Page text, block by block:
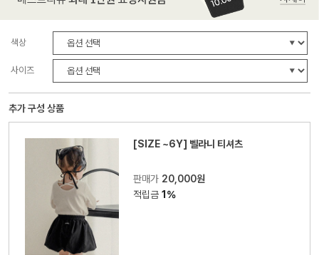
색상
사이즈
추가 구성 상품
[SIZE ~6Y] 벨라니 티셔츠
판매가 20,000원
적립금1%